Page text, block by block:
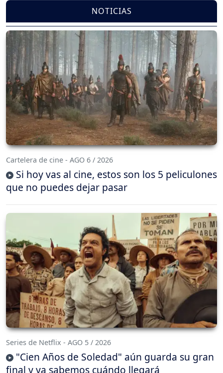
NOTICIAS
Cartelera de cine - AGO 6 / 2026
Si hoy vas al cine, estos son los 5 peliculones
que no puedes dejar pasar
Series de Netflix - AGO 5 / 2026
"Cien Años de Soledad" aún guarda su gran
final y ya sabemos cuándo llegará